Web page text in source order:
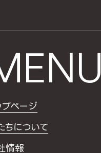
プページ
ちについて
情報